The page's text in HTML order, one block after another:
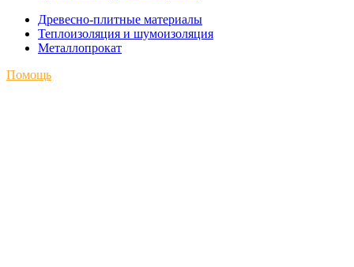
Древесно-плитные материалы
Теплоизоляция и шумоизоляция
Металлопрокат
Помощь